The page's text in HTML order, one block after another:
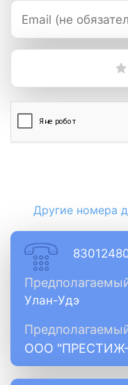
Другие номера
Улан-Удэ
ООО